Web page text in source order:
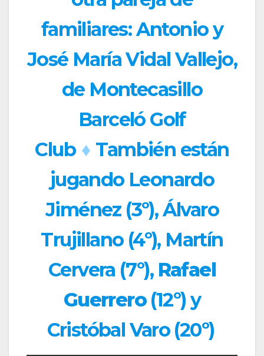
familiares: Antonio y
José María Vidal Vallejo,
de Montecasillo
Barceló Golf
Club ♦ También están
jugando Leonardo
Jiménez (3º), Álvaro
Trujillano (4º), Martín
Cervera (7º), Rafael
Guerrero(12º) y
Cristóbal Varo (20º)